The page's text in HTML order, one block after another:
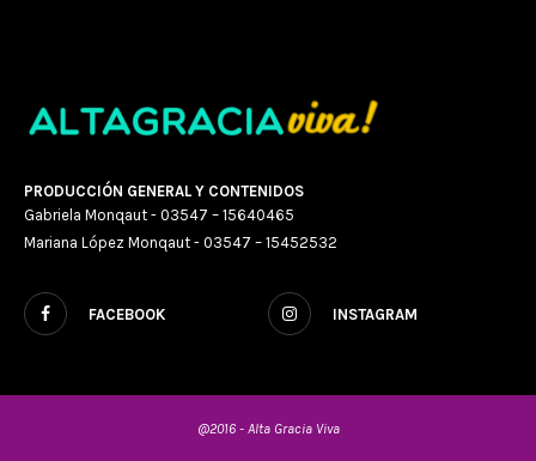
PRODUCCIÓN GENERAL Y CONTENIDOS
Gabriela Monqaut - 03547 – 15640465
Mariana López Monqaut - 03547 – 15452532
FACEBOOK INSTAGRAM
@2016 - Alta Gracia Viva